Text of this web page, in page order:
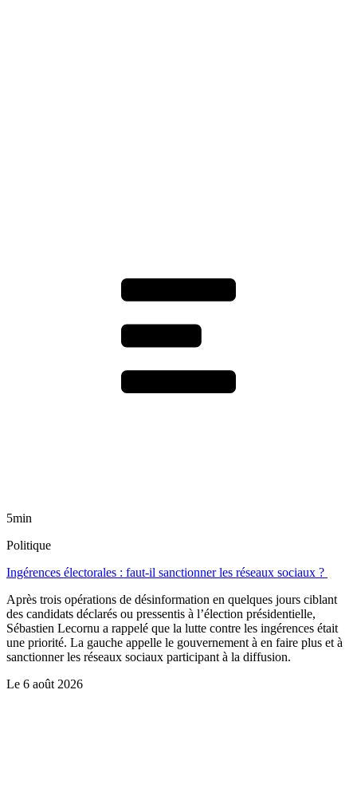
5min
Politique
Ingérences électorales : faut-il sanctionner les réseaux sociaux ?
Après trois opérations de désinformation en quelques jours ciblant
des candidats déclarés ou pressentis à l’élection présidentielle,
Sébastien Lecornu a rappelé que la lutte contre les ingérences était
une priorité. La gauche appelle le gouvernement à en faire plus et à
sanctionner les réseaux sociaux participant à la diffusion.
Le 6 août 2026